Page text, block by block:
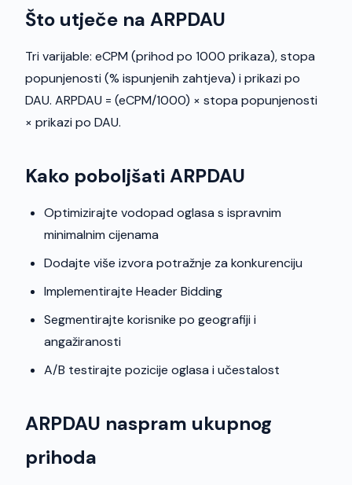
Što utječe na ARPDAU
Tri varijable: eCPM (prihod po 1000 prikaza), stopa
popunjenosti (% ispunjenih zahtjeva) i prikazi po
DAU. ARPDAU = (eCPM/1000) × stopa popunjenosti
× prikazi po DAU.
Kako poboljšati ARPDAU
Optimizirajte vodopad oglasa s ispravnim
minimalnim cijenama
Dodajte više izvora potražnje za konkurenciju
Implementirajte Header Bidding
Segmentirajte korisnike po geografiji i
angažiranosti
A/B testirajte pozicije oglasa i učestalost
ARPDAU naspram ukupnog
prihoda